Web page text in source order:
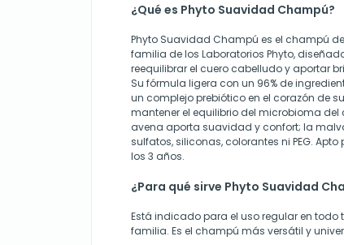
¿Qué es Phyto Suavidad Champú?
Phyto Suavidad Champú es el champú
familia de los Laboratorios Phyto,
reequilibrar el cuero cabelludo y aportar
Su fórmula ligera con un 96% de
un complejo prebiótico en el corazón de
mantener el equilibrio del microbioma del
avena aporta suavidad y confort; la
sulfatos, siliconas, colorantes ni PEG.
los 3 años.
¿Para qué sirve Phyto Suavidad
Está indicado para el uso regular en
familia. Es el champú más versátil y